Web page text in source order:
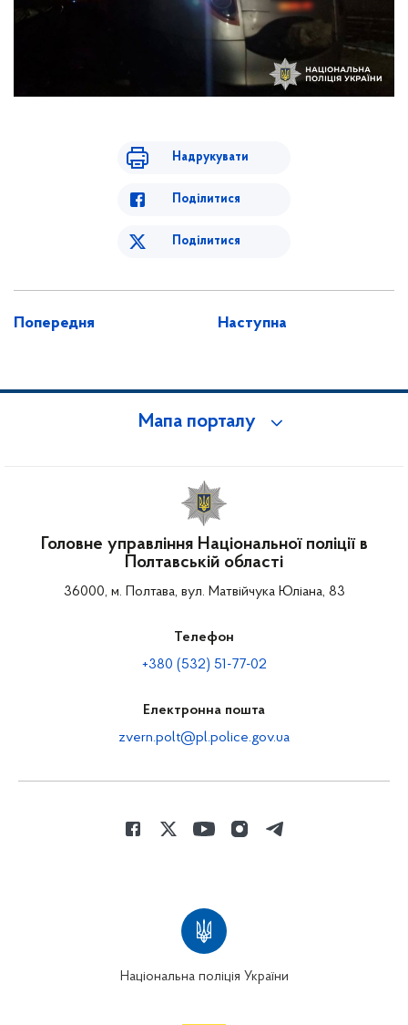
Надрукувати
Поділитися
Поділитися
Попередня Наступна
Мапа порталу
Головне управління Національної поліції в
Полтавській області
36000, м. Полтава, вул. Матвійчука Юліана, 83
Телефон
+380 (532) 51-77-02
Електронна пошта
zvern.polt@pl.police.gov.ua
Національна поліція України